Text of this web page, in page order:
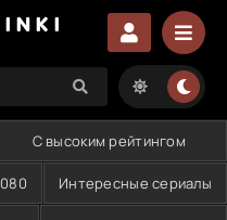
С высоким рейтингом
Интересные сериалы